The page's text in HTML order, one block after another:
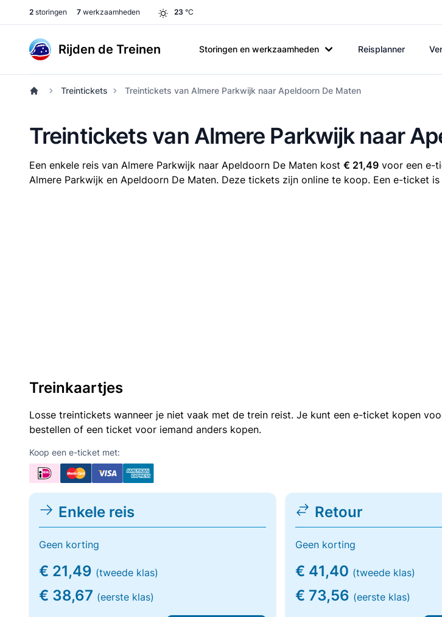
2 storingen 7 werkzaamheden 23 °C
Rijden de Treinen Storingen en werkzaamheden Reisplanner
Treintickets Treintickets van Almere Parkwijk naar Apeldoorn De Maten
Treintickets van Almere Parkwijk naar
Een enkele reis van Almere Parkwijk naar Apeldoorn De Maten kost € 21,49 voor een e-
Almere Parkwijk en Apeldoorn De Maten. Deze tickets zijn online te koop. Een e-ticket
Treinkaartjes
Losse treintickets wanneer je niet vaak met de trein reist. Je kunt een e-ticket kopen
bestellen of een ticket voor iemand anders kopen.
Koop een e-ticket met:
Enkele reis
Geen korting
€ 21,49 (tweede klas)
€ 38,67 (eerste klas)
Retour
Geen korting
€ 41,40 (tweede klas)
€ 73,56 (eerste klas)